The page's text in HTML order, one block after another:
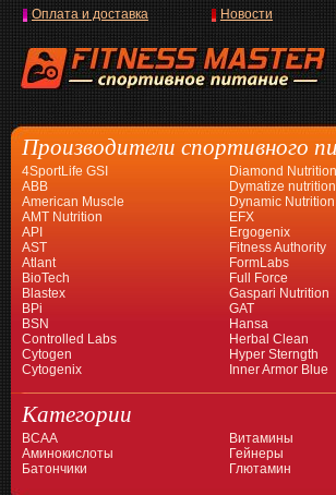
Оплата и доставка Новости
Производители спортивного
4SportLife GSI
ABB
American Muscle
AMT Nutrition
API
AST
Atlant
BioTech
Blastex
BPi
BSN
Controlled Labs
Cytogen
Cytogenix
Diamond Nutrition
Dymatize nutrition
Dynamic Nutrition
EFX
Ergogenix
Fitness Authority
FormLabs
Full Force
Gaspari Nutrition
GAT
Hansa
Herbal Clean
Hyper Sterngth
Inner Armor Blue
Категории
BCAA
Аминокислоты
Батончики
Витамины
Гейнеры
Глютамин